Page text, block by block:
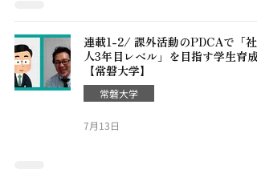
連載1-2/ 課外活動のPDCAで「社
人3年目レベル」を目指す学生育成
【常磐大学】
常磐大学
7月13日